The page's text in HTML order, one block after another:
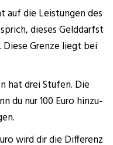
auf die Leis­tun­gen des
die­ses Geld­darfst
Die­se Gren­ze liegt bei
hat drei Stu­fen. Die
du nur 100 Euro hin­zu­
wird dir die Dif­fe­renz